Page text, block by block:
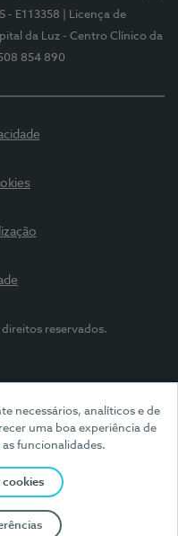
necessários, analíticos e de
uma boa experiência de
as funcionalidades.
- E113358
| Licença de
da Luz - Centro Clínico da
854 890
reservados.